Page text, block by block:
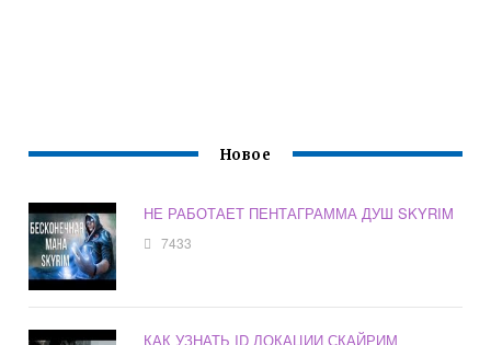
Новое
НЕ РАБОТАЕТ ПЕНТАГРАММА ДУШ SKYRIM
7433
КАК УЗНАТЬ ID ЛОКАЦИИ СКАЙРИМ